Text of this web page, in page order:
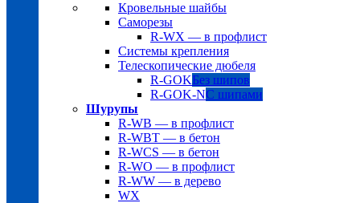
Кровельные шайбы
Саморезы
R-WX — в профлист
Системы крепления
Телескопические дюбеля
R-GOKБез шипов
R-GOK-NС шипами
Шурупы
R-WB — в профлист
R-WBT — в бетон
R-WCS — в бетон
R-WO — в профлист
R-WW — в дерево
WX